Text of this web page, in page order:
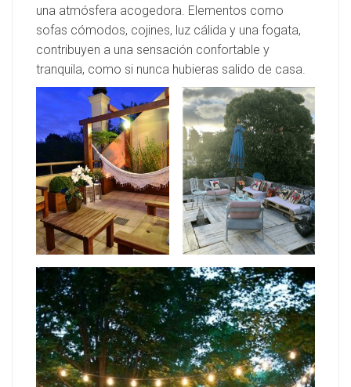
una atmósfera acogedora. Elementos como
sofas cómodos, cojines, luz cálida y una fogata,
contribuyen a una sensación confortable y
tranquila, como si nunca hubieras salido de casa.